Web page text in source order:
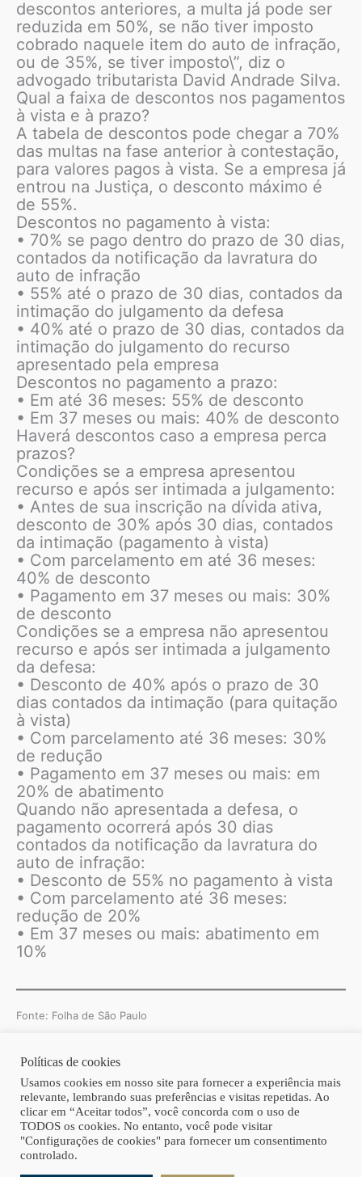
descontos anteriores, a multa já pode ser
reduzida em 50%, se não tiver imposto
cobrado naquele item do auto de infração,
ou de 35%, se tiver imposto\”, diz o
advogado tributarista David Andrade Silva.
Qual a faixa de descontos nos pagamentos
à vista e à prazo?
A tabela de descontos pode chegar a 70%
das multas na fase anterior à contestação,
para valores pagos à vista. Se a empresa já
entrou na Justiça, o desconto máximo é
de 55%.
Descontos no pagamento à vista:
• 70% se pago dentro do prazo de 30 dias,
contados da notificação da lavratura do
auto de infração
• 55% até o prazo de 30 dias, contados da
intimação do julgamento da defesa
• 40% até o prazo de 30 dias, contados da
intimação do julgamento do recurso
apresentado pela empresa
Descontos no pagamento a prazo:
• Em até 36 meses: 55% de desconto
• Em 37 meses ou mais: 40% de desconto
Haverá descontos caso a empresa perca
prazos?
Condições se a empresa apresentou
recurso e após ser intimada a julgamento:
• Antes de sua inscrição na dívida ativa,
desconto de 30% após 30 dias, contados
da intimação (pagamento à vista)
• Com parcelamento em até 36 meses:
40% de desconto
• Pagamento em 37 meses ou mais: 30%
de desconto
Condições se a empresa não apresentou
recurso e após ser intimada a julgamento
da defesa:
• Desconto de 40% após o prazo de 30
dias contados da intimação (para quitação
à vista)
• Com parcelamento até 36 meses: 30%
de redução
• Pagamento em 37 meses ou mais: em
20% de abatimento
Quando não apresentada a defesa, o
pagamento ocorrerá após 30 dias
contados da notificação da lavratura do
auto de infração:
• Desconto de 55% no pagamento à vista
• Com parcelamento até 36 meses:
redução de 20%
• Em 37 meses ou mais: abatimento em
10%
Fonte: Folha de São Paulo
Copyright © 2026 | Homero Costa Advogados
Políticas de cookies
Usamos cookies em nosso site para fornecer a experiência mais
relevante, lembrando suas preferências e visitas repetidas. Ao
clicar em “Aceitar todos”, você concorda com o uso de
TODOS os cookies. No entanto, você pode visitar
"Configurações de cookies" para fornecer um consentimento
controlado.